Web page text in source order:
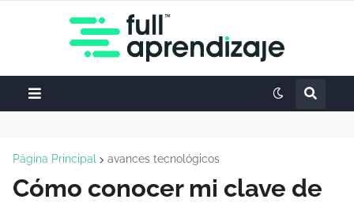
Página Principal avances tecnológicos
Cómo conocer mi clave de